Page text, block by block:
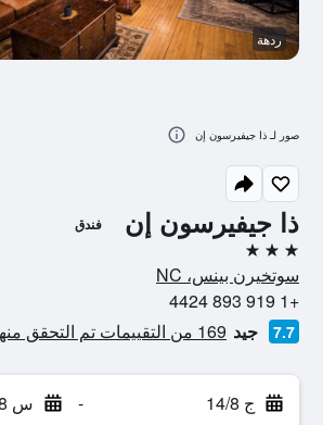
ذا جيفيرسون إن فندق
3 نجوم
سوتخيرن بينس، NC
+1 919 893 4424
7.7 جيد 169 من التقييمات تم التحقق منها
ج 14/8 - س 15/8
ردهة
صور لـ ذا جيفيرسون إن